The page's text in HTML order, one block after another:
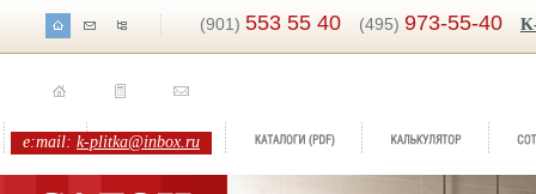
(901) 553 55 40 (495) 973-55-40
e:mail: k-plitka@inbox.ru